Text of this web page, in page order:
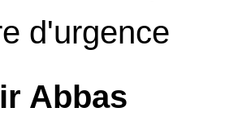
d'urgence
Abbas